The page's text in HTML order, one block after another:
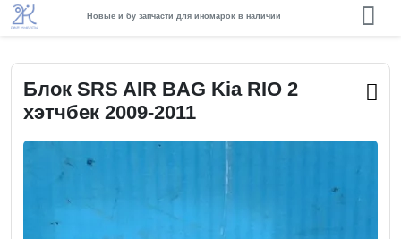
Новые и бу запчасти для иномарок в наличии
Блок SRS AIR BAG Kia RIO 2
хэтчбек 2009-2011